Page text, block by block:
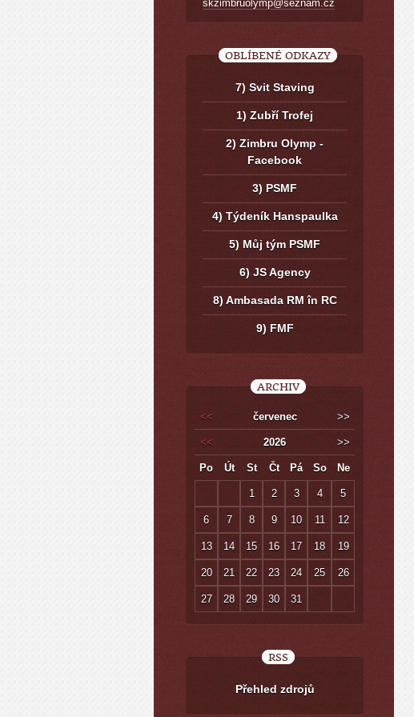
skzimbruolymp@seznam.cz
OBLÍBENÉ ODKAZY
7) Svit Staving
1) Zubří Trofej
2) Zimbru Olymp -
Facebook
3) PSMF
4) Týdeník Hanspaulka
5) Můj tým PSMF
6) JS Agency
8) Ambasada RM în RC
9) FMF
ARCHIV
<< červenec >>
<< 2026 >>
Po Út St Čt Pá So Ne
1 2 3 4 5
6 7 8 9 10 11 12
13 14 15 16 17 18 19
20 21 22 23 24 25 26
27 28 29 30 31
RSS
Přehled zdrojů